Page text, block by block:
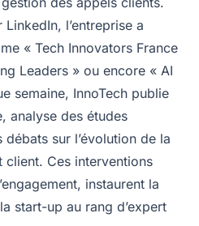
l’entreprise a
« Tech Innovators France
Leaders » ou encore « AI
semaine, InnoTech publie
analyse des études
sur l’évolution de la
client. Ces interventions
instaurent la
start-up au rang d’expert